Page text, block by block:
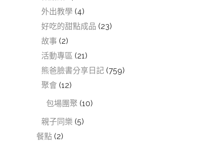
外出教學 (4)
好吃的甜點成品 (23)
故事 (2)
活動專區 (21)
熊爸臉書分享日記 (759)
聚會 (12)
包場團聚 (10)
親子同樂 (5)
餐點 (2)